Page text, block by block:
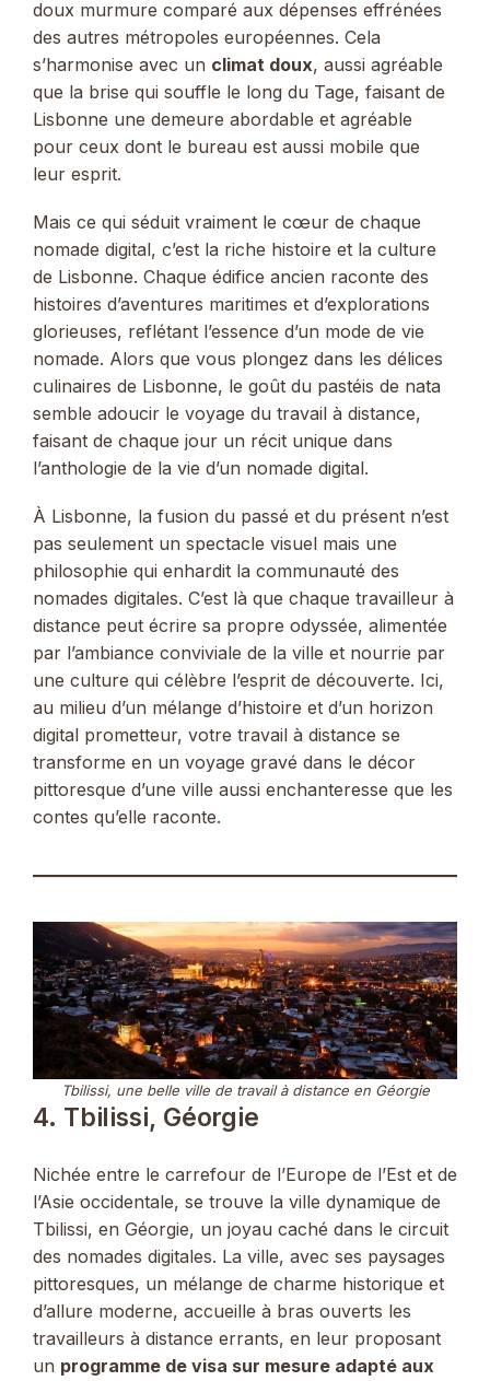
doux murmure comparé aux dépenses effrénées
des autres métropoles européennes. Cela
s’harmonise avec un climat doux, aussi agréable
que la brise qui souffle le long du Tage, faisant de
Lisbonne une demeure abordable et agréable
pour ceux dont le bureau est aussi mobile que
leur esprit.
Mais ce qui séduit vraiment le cœur de chaque
nomade digital, c’est la riche histoire et la culture
de Lisbonne. Chaque édifice ancien raconte des
histoires d’aventures maritimes et d’explorations
glorieuses, reflétant l’essence d’un mode de vie
nomade. Alors que vous plongez dans les délices
culinaires de Lisbonne, le goût du pastéis de nata
semble adoucir le voyage du travail à distance,
faisant de chaque jour un récit unique dans
l’anthologie de la vie d’un nomade digital.
À Lisbonne, la fusion du passé et du présent n’est
pas seulement un spectacle visuel mais une
philosophie qui enhardit la communauté des
nomades digitales. C’est là que chaque travailleur à
distance peut écrire sa propre odyssée, alimentée
par l’ambiance conviviale de la ville et nourrie par
une culture qui célèbre l’esprit de découverte. Ici,
au milieu d’un mélange d’histoire et d’un horizon
digital prometteur, votre travail à distance se
transforme en un voyage gravé dans le décor
pittoresque d’une ville aussi enchanteresse que les
contes qu’elle raconte.
Tbilissi, une belle ville de travail à distance en Géorgie
4. Tbilissi, Géorgie
Nichée entre le carrefour de l’Europe de l’Est et de
l’Asie occidentale, se trouve la ville dynamique de
Tbilissi, en Géorgie, un joyau caché dans le circuit
des nomades digitales. La ville, avec ses paysages
pittoresques, un mélange de charme historique et
d’allure moderne, accueille à bras ouverts les
travailleurs à distance errants, en leur proposant
un programme de visa sur mesure adapté aux